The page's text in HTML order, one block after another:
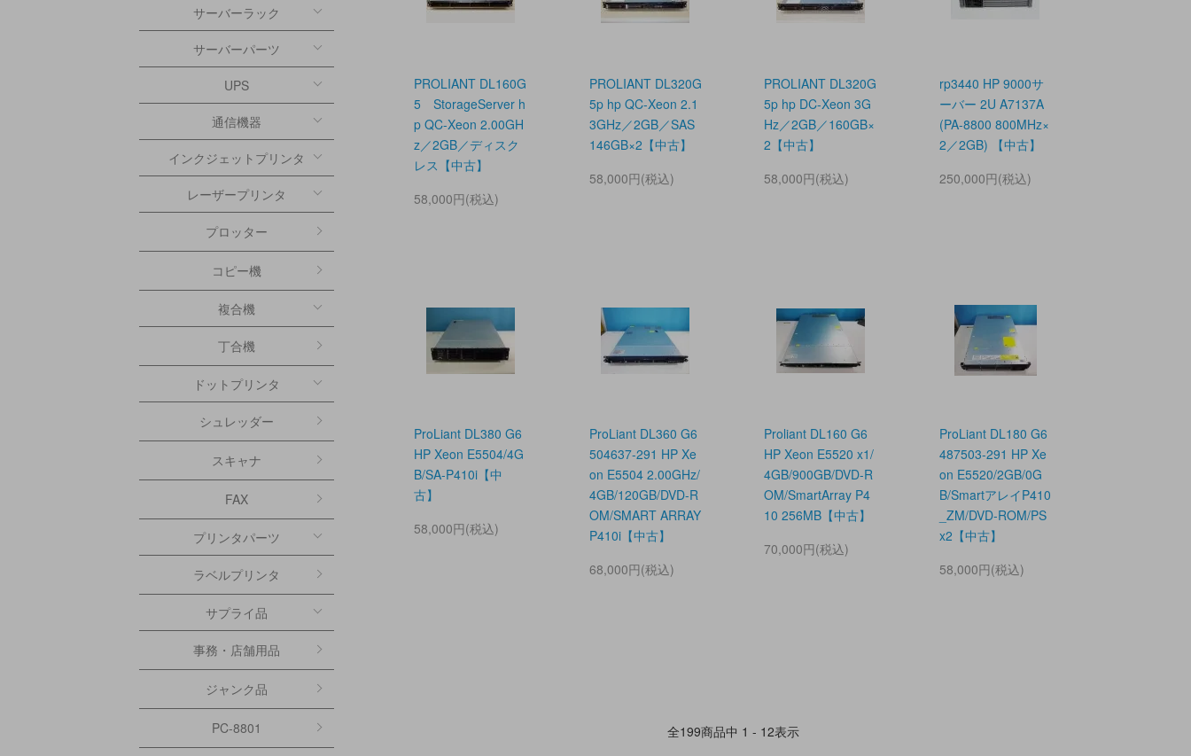
PROLIANT DL160G
5 StorageServer h
p QC-Xeon 2.00GH
z／2GB／ディスク
レス【中古】
58,000円(税込)
PROLIANT DL320G
5p hp QC-Xeon 2.1
3GHz／2GB／SAS
146GB×2【中古】
58,000円(税込)
PROLIANT DL320G
5p hp DC-Xeon 3G
Hz／2GB／160GB×
2【中古】
58,000円(税込)
rp3440 HP 9000サ
ーバー 2U A7137A
(PA-8800 800MHz×
2／2GB) 【中古】
250,000円(税込)
ProLiant DL380 G6
HP Xeon E5504/4G
B/SA-P410i【中
古】
58,000円(税込)
ProLiant DL360 G6
504637-291 HP Xe
on E5504 2.00GHz/
4GB/120GB/DVD-R
OM/SMART ARRAY
P410i【中古】
68,000円(税込)
Proliant DL160 G6
HP Xeon E5520 x1/
4GB/900GB/DVD-R
OM/SmartArray P4
10 256MB【中古】
70,000円(税込)
ProLiant DL180 G6
487503-291 HP Xe
on E5520/2GB/0G
B/SmartアレイP410
_ZM/DVD-ROM/PS
x2【中古】
58,000円(税込)
全199商品中 1 - 12表示
サーバーラック
サーバーパーツ
UPS
通信機器
インクジェットプリンタ
レーザープリンタ
プロッター
コピー機
複合機
丁合機
ドットプリンタ
シュレッダー
スキャナ
FAX
プリンタパーツ
ラベルプリンタ
サプライ品
事務・店舗用品
ジャンク品
PC-8801